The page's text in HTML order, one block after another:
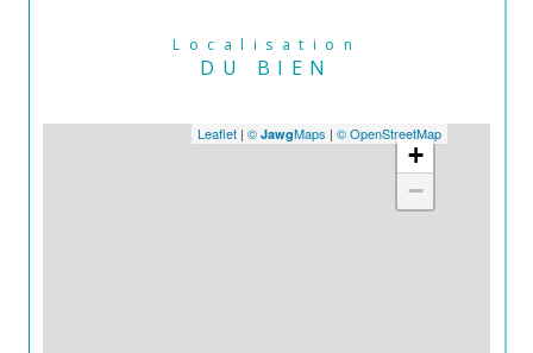
Localisation
DU BIEN
+
−
Leaflet | © JawgMaps | © OpenStreetMap